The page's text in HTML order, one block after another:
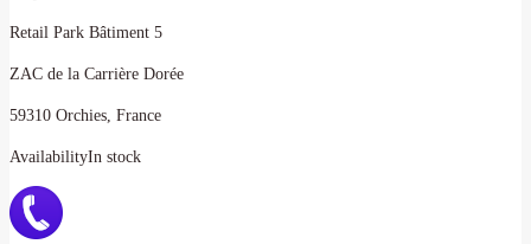
Retail Park Bâtiment 5
ZAC de la Carrière Dorée
59310 Orchies, France
AvailabilityIn stock